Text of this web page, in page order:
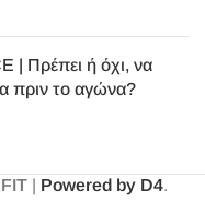
| Πρέπει ή όχι, να
πριν το αγώνα?
| Powered by D4.